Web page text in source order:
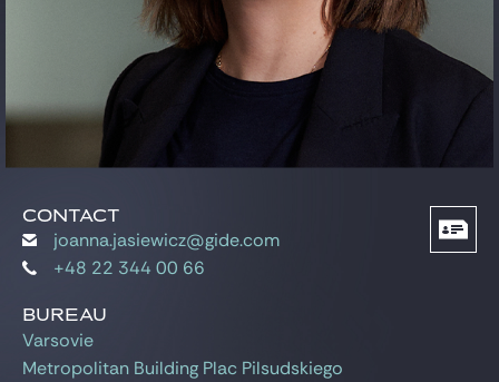
CONTACT
joanna.jasiewicz@gide.com
+48 22 344 00 66
BUREAU
Varsovie
Metropolitan Building Plac Pilsudskiego